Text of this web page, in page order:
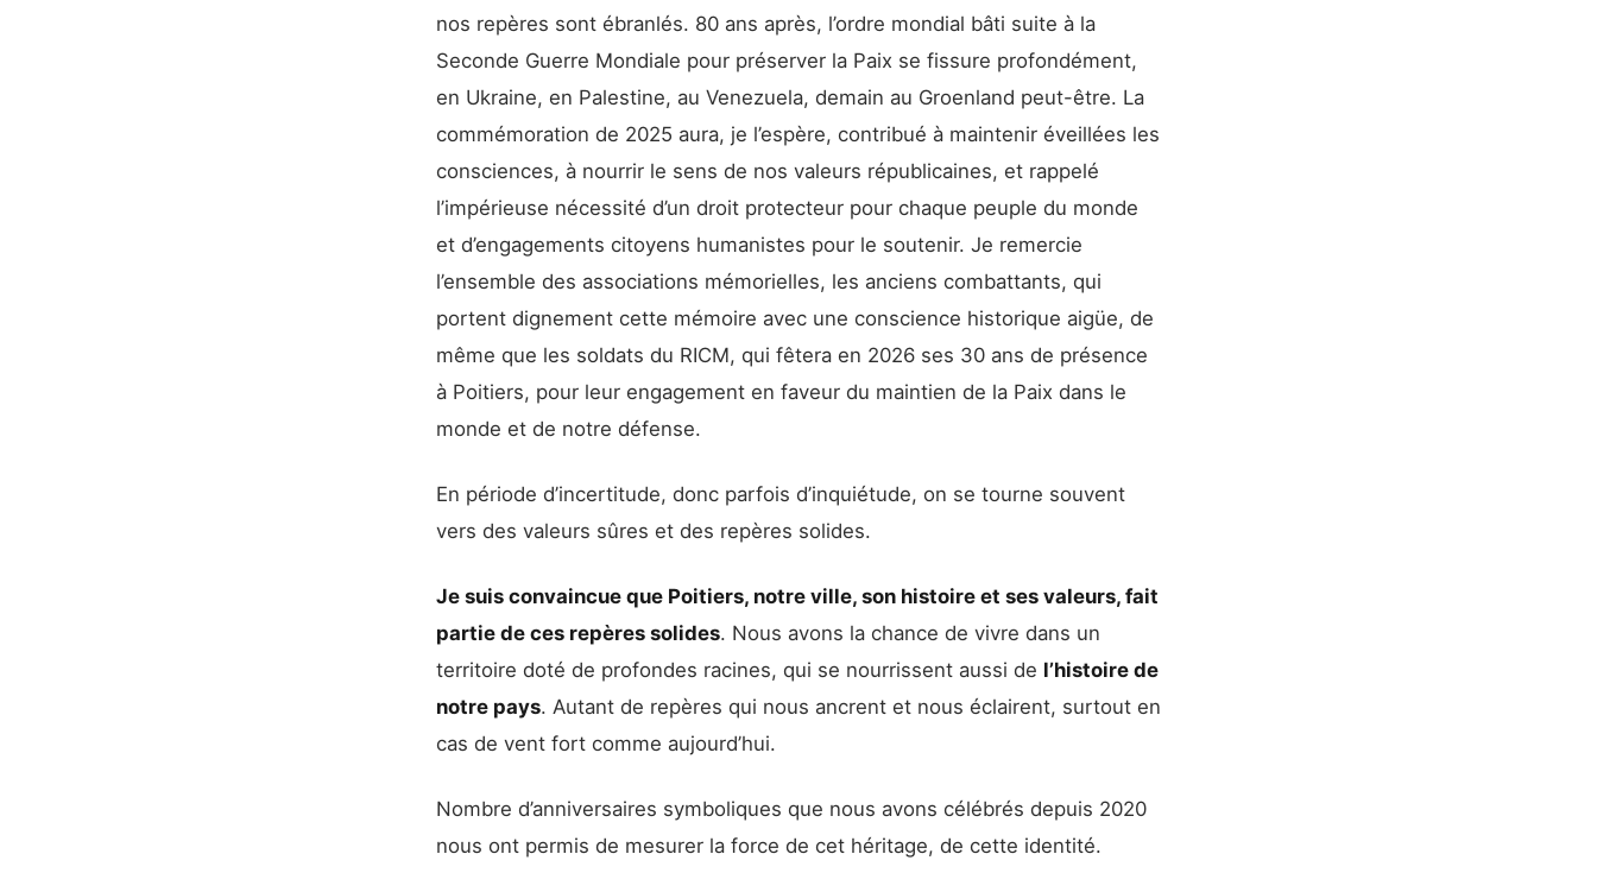
nos repères sont ébranlés. 80 ans après, l’ordre mondial bâti suite à la
Seconde Guerre Mondiale pour préserver la Paix se fissure profondément,
en Ukraine, en Palestine, au Venezuela, demain au Groenland peut-être. La
commémoration de 2025 aura, je l’espère, contribué à maintenir éveillées les
consciences, à nourrir le sens de nos valeurs républicaines, et rappelé
l’impérieuse nécessité d’un droit protecteur pour chaque peuple du monde
et d’engagements citoyens humanistes pour le soutenir. Je remercie
l’ensemble des associations mémorielles, les anciens combattants, qui
portent dignement cette mémoire avec une conscience historique aigüe, de
même que les soldats du RICM, qui fêtera en 2026 ses 30 ans de présence
à Poitiers, pour leur engagement en faveur du maintien de la Paix dans le
monde et de notre défense.
En période d’incertitude, donc parfois d’inquiétude, on se tourne souvent
vers des valeurs sûres et des repères solides.
Je suis convaincue que Poitiers, notre ville, son histoire et ses valeurs, fait
partie de ces repères solides. Nous avons la chance de vivre dans un
territoire doté de profondes racines, qui se nourrissent aussi de l’histoire de
notre pays. Autant de repères qui nous ancrent et nous éclairent, surtout en
cas de vent fort comme aujourd’hui.
Nombre d’anniversaires symboliques que nous avons célébrés depuis 2020
nous ont permis de mesurer la force de cet héritage, de cette identité.